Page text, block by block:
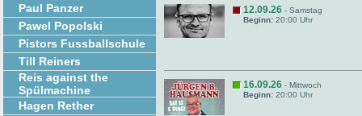
Paul Panzer
Pawel Popolski
Pistors Fussballschule
Till Reiners
Reis against the
Spülmachine
Hagen Rether
12.09.26 - Samstag
Beginn: 20:00 Uhr
16.09.26 - Mittwoch
Beginn: 20:00 Uhr